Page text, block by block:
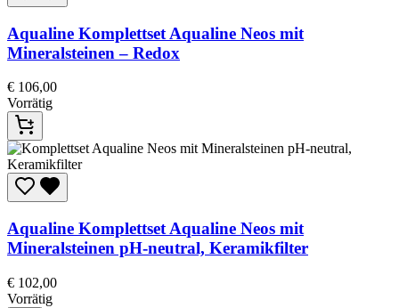
Aqualine Komplettset Aqualine Neos mit
Mineralsteinen – Redox
€ 106,00
Vorrätig
Aqualine Komplettset Aqualine Neos mit
Mineralsteinen pH-neutral, Keramikfilter
€ 102,00
Vorrätig